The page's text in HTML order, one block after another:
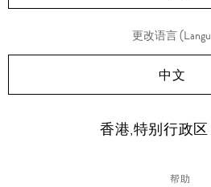
更改语言
中文
香港,特别行政
帮助